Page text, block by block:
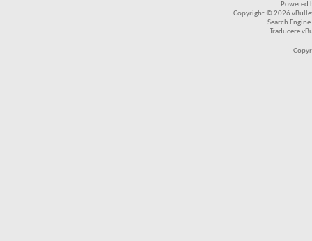
Powered
Copyright © 2026
Search
Traducere